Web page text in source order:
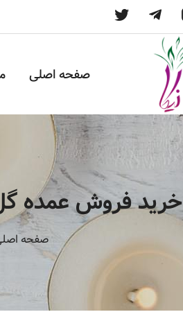
صفحه اصلی
خرید فروش عمده
صفحه